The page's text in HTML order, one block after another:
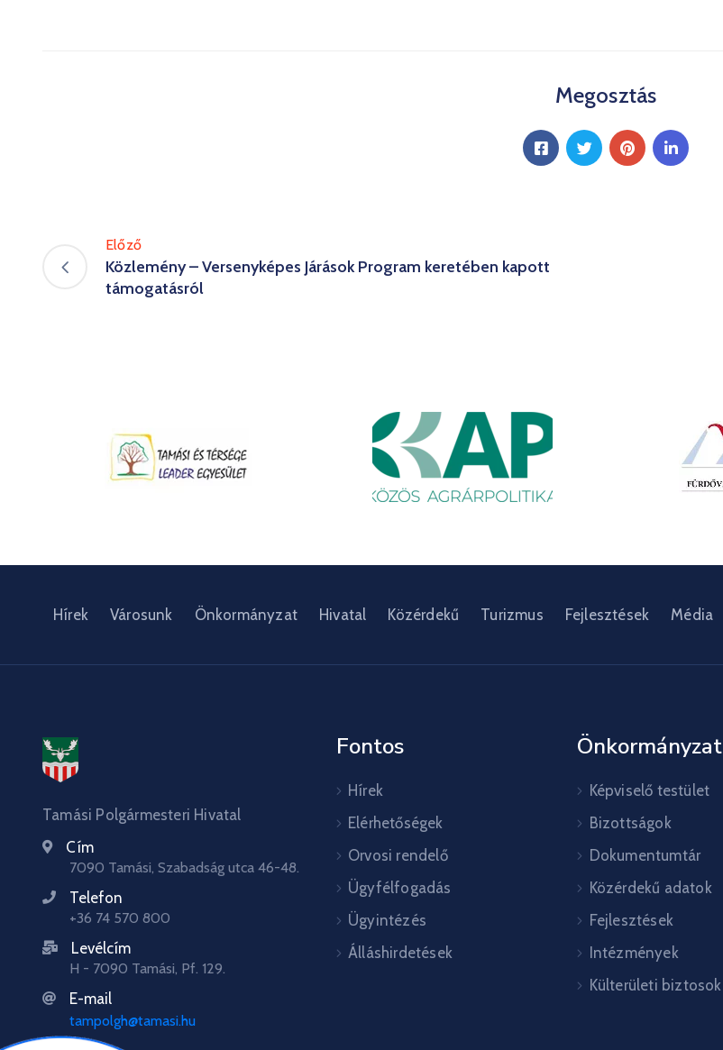
Megosztás
Előző
Közlemény – Versenyképes Járások Program keretében kapott
támogatásról
Hírek Városunk Önkormányzat Hivatal Közérdekű Turizmus Fejlesztések Média
Tamási Polgármesteri Hivatal
Cím
7090 Tamási, Szabadság utca 46-48.
Telefon
+36 74 570 800
Levélcím
H - 7090 Tamási, Pf. 129.
E-mail
tampolgh@tamasi.hu
Fontos
Hírek
Elérhetőségek
Orvosi rendelő
Ügyfélfogadás
Ügyintézés
Álláshirdetések
Önkormányzat
Képviselő testület
Bizottságok
Dokumentumtár
Közérdekű adatok
Fejlesztések
Intézmények
Külterületi biztosok